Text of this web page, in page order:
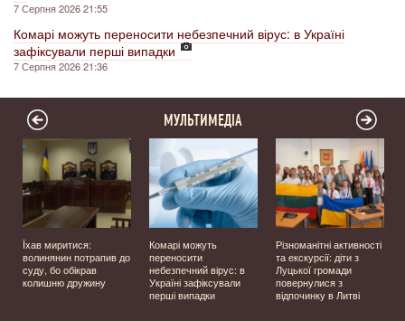
7 Серпня 2026 21:55
Комарі можуть переносити небезпечний вірус: в Україні
зафіксували перші випадки
7 Серпня 2026 21:36
МУЛЬТИМЕДІА
Їхав миритися:
волинянин потрапив до
суду, бо обікрав
колишню дружину
Комарі можуть
переносити
небезпечний вірус: в
Україні зафіксували
перші випадки
Різноманітні активності
та екскурсії: діти з
Луцької громади
повернулися з
відпочинку в Литві